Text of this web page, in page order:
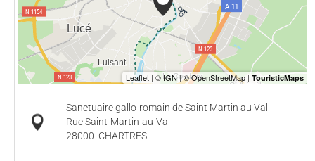
Sanctuaire gallo-romain de Saint Martin au Val
Rue Saint-Martin-au-Val
28000 CHARTRES